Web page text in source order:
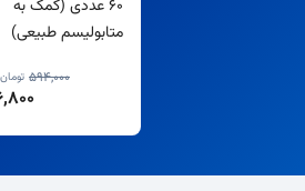
60 عددی (کمک به
متابولیسم طبیعی)
594,000 تومان